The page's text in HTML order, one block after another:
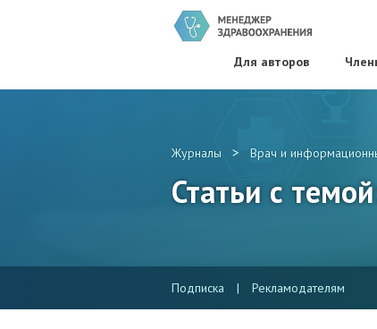
Для авторов
Журналы > Врач и
Статьи с
Подписка | Рекламодателям